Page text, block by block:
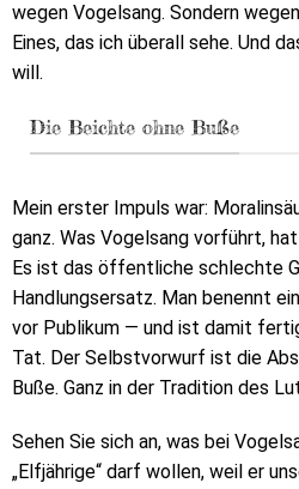
wegen Vogelsang. Sondern
Eines, das ich überall sehe. Und
will.
Die Beichte ohne Buße
Mein erster Impuls war:
ganz. Was Vogelsang vorführt,
Es ist das öffentliche schlechte
Handlungsersatz. Man benennt
vor Publikum — und ist damit
Tat. Der Selbstvorwurf ist die
Buße. Ganz in der Tradition des
Sehen Sie sich an, was bei
„Elfjährige“ darf wollen, weil er